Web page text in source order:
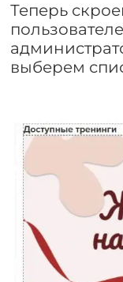
Теперь
выберем